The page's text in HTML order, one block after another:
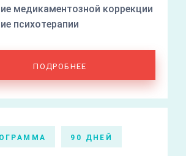
медикаментозной коррекции
психотерапии
ПОДРОБНЕЕ
90 ДНЕЙ